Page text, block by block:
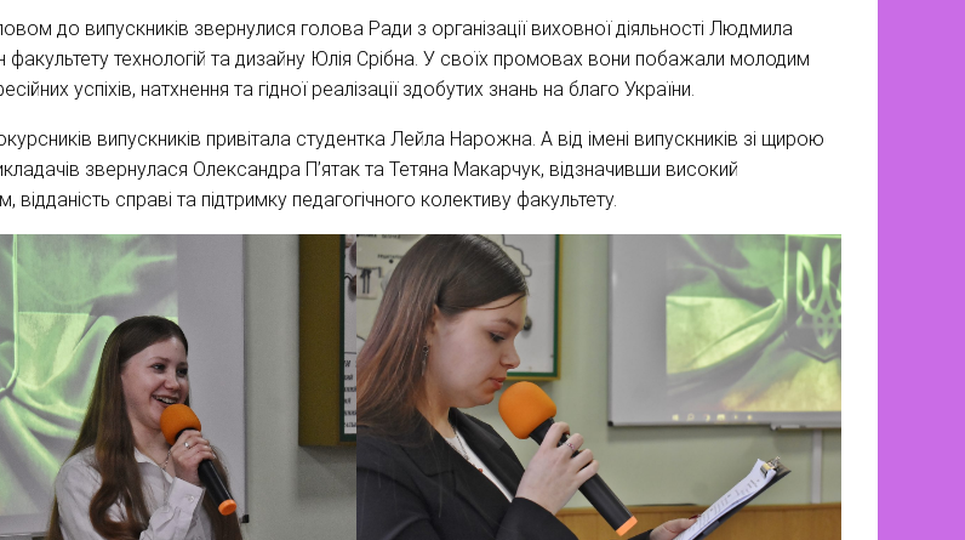
до випускників звернулися голова Ради з організації виховної діяльності Людмила
факультету технологій та дизайну Юлія Срібна. У своїх промовах вони побажали молодим
успіхів, натхнення та гідної реалізації здобутих знань на благо України.
випускників привітала студентка Лейла Нарожна. А від імені випускників зі щирою
звернулася Олександра П’ятак та Тетяна Макарчук, відзначивши високий
відданість справі та підтримку педагогічного колективу факультету.